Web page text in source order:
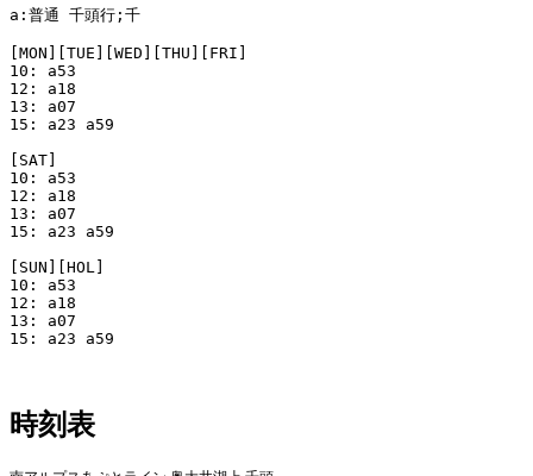
a:普通 千頭行;千
[MON][TUE][WED][THU][FRI]
10: a53
12: a18
13: a07
15: a23 a59
[SAT]
10: a53
12: a18
13: a07
15: a23 a59
[SUN][HOL]
10: a53
12: a18
13: a07
15: a23 a59
時刻表